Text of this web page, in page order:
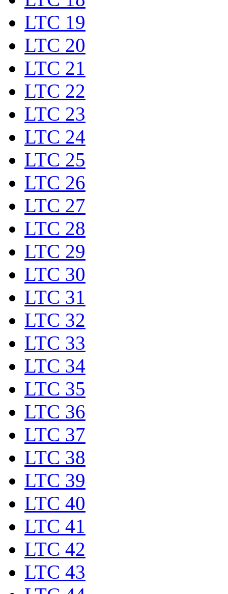
LTC 19
LTC 20
LTC 21
LTC 22
LTC 23
LTC 24
LTC 25
LTC 26
LTC 27
LTC 28
LTC 29
LTC 30
LTC 31
LTC 32
LTC 33
LTC 34
LTC 35
LTC 36
LTC 37
LTC 38
LTC 39
LTC 40
LTC 41
LTC 42
LTC 43